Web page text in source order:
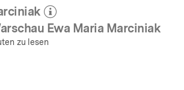
zum Autor)
öffnen
Ewa Maria Marciniak
zu lesen